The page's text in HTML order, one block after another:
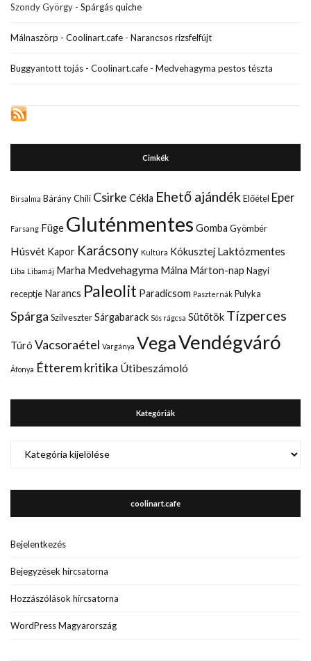
Szondy György - Spárgás quiche
Málnaszörp - Coolinart.cafe - Narancsos rizsfelfújt
Buggyantott tojás - Coolinart.cafe - Medvehagyma pestos tészta
Cimkék
Birsalma BárányChili Csirke Cékla Ehető ajándék Előétel Eper
Farsang Füge Gluténmentes Gomba Gyömbér
Húsvét Kapor Karácsony Kultúra Kókusztej Laktózmentes
Liba Libamáj Marha Medvehagyma Málna Márton-nap Nagyi
receptje Narancs Paleolit Paradicsom Paszternák Pulyka
Spárga SzilveszterSárgabarack Sós rágcsa Sütőtök Tízperces
Túró Vacsoraétel Vargánya VegaVendégváró
Áfonya Étterem kritika Útibeszámoló
Kategóriák
coolinart.cafe
Bejelentkezés
Bejegyzések hírcsatorna
Hozzászólások hírcsatorna
WordPress Magyarország